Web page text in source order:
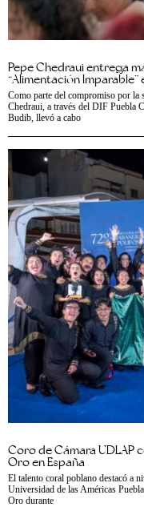
Pepe Chedraui entrega
“Alimentación
Como parte del compromiso por la
Chedraui, a través del DIF Puebla
Budib, llevó a cabo
Coro de Cámara UDLAP
Oro en España
El talento coral poblano destacó a
Universidad de las Américas
Oro durante